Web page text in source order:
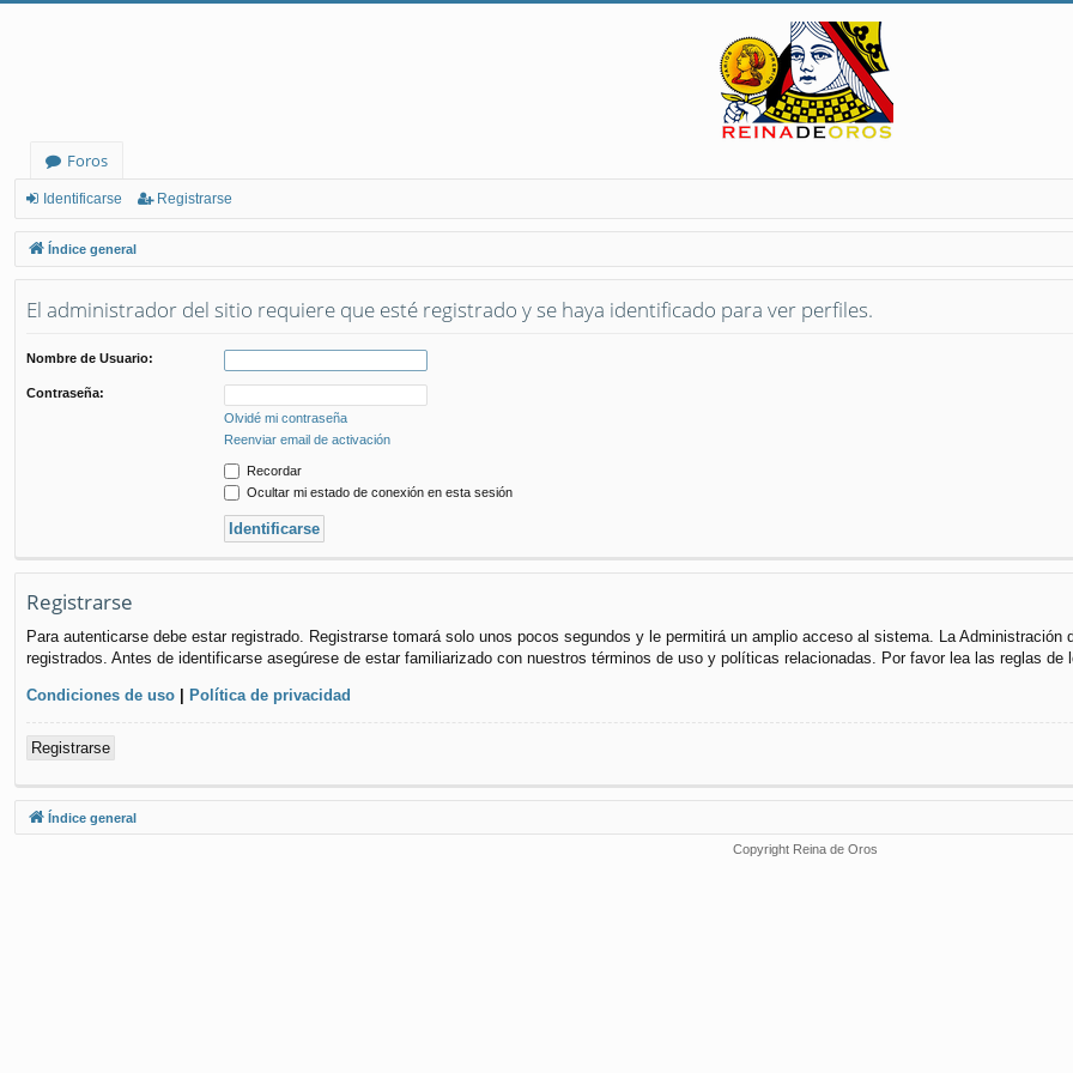
Foros
Identificarse Registrarse
Índice general
El administrador del sitio requiere que esté registrado y se haya identificado para ver perfiles.
Nombre de Usuario:
Contraseña:
Olvidé mi contraseña
Reenviar email de activación
Recordar
Ocultar mi estado de conexión en esta sesión
Registrarse
Para autenticarse debe estar registrado. Registrarse tomará solo unos pocos segundos y le permitirá un amplio acceso al sistema. La
registrados. Antes de identificarse asegúrese de estar familiarizado con nuestros términos de uso y políticas relacionadas. Por favor lea las reglas de
Condiciones de uso | Política de privacidad
Registrarse
Índice general
Copyright Reina de Oros